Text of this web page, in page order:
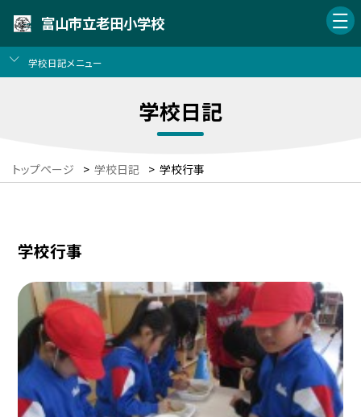
富山市立老田小学校
学校日記メニュー
学校日記
トップページ > 学校日記 > 学校行事
学校行事